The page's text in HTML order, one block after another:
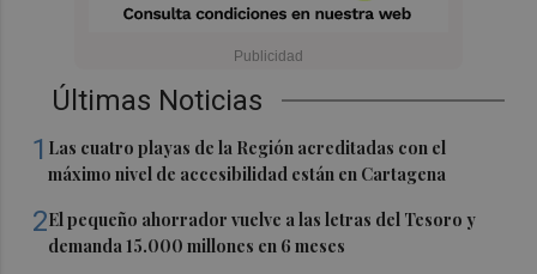
Últimas Noticias
1 Las cuatro playas de la Región acreditadas con el
máximo nivel de accesibilidad están en Cartagena
2El pequeño ahorrador vuelve a las letras del Tesoro y
demanda 15.000 millones en 6 meses